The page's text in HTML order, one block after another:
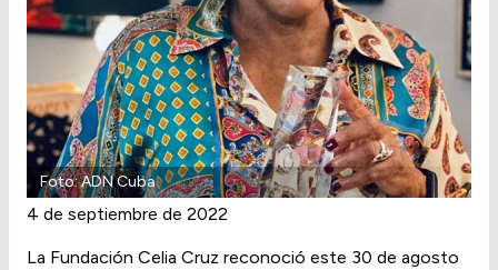
Foto: ADN Cuba
4 de septiembre de 2022
La Fundación Celia Cruz reconoció este 30 de agosto